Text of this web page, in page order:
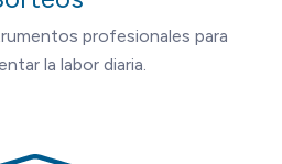
profesionales para
la labor diaria.